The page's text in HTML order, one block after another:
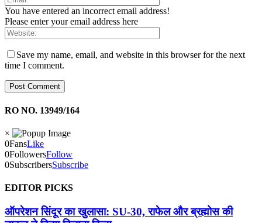
You have entered an incorrect email address!
Please enter your email address here
Save my name, email, and website in this browser for the next
time I comment.
RO NO. 13949/164
×
0FansLike
0FollowersFollow
0SubscribersSubscribe
EDITOR PICKS
ऑपरेशन सिंदूर का खुलासा: SU-30, राफेल और ब्रह्मोस की